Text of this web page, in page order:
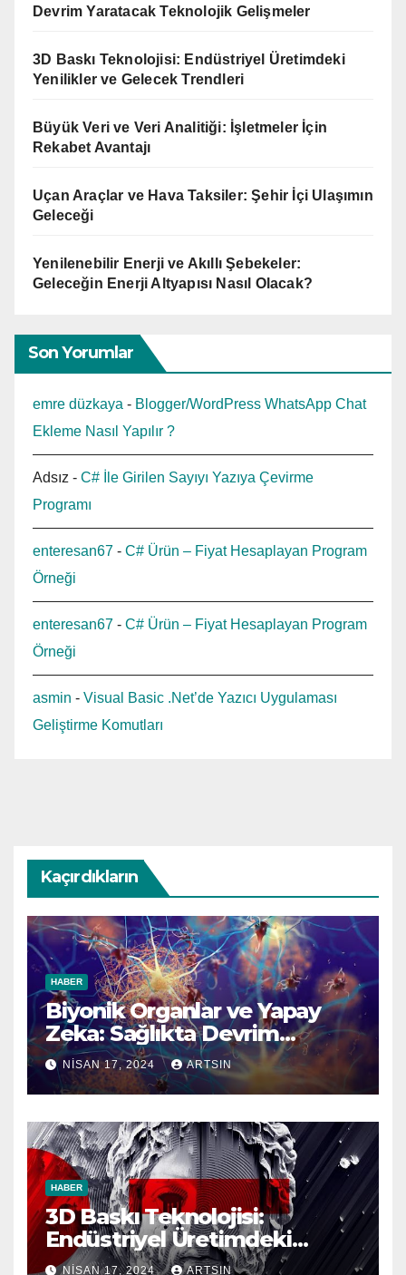
Devrim Yaratacak Teknolojik Gelişmeler
3D Baskı Teknolojisi: Endüstriyel Üretimdeki
Yenilikler ve Gelecek Trendleri
Büyük Veri ve Veri Analitiği: İşletmeler İçin
Rekabet Avantajı
Uçan Araçlar ve Hava Taksiler: Şehir İçi Ulaşımın
Geleceği
Yenilenebilir Enerji ve Akıllı Şebekeler:
Geleceğin Enerji Altyapısı Nasıl Olacak?
Son Yorumlar
emre düzkaya - Blogger/WordPress WhatsApp Chat
Ekleme Nasıl Yapılır ?
Adsız - C# İle Girilen Sayıyı Yazıya Çevirme
Programı
enteresan67 - C# Ürün – Fiyat Hesaplayan Program
Örneği
enteresan67 - C# Ürün – Fiyat Hesaplayan Program
Örneği
asmin - Visual Basic .Net’de Yazıcı Uygulaması
Geliştirme Komutları
Kaçırdıkların
HABER
Biyonik Organlar ve Yapay
Zeka: Sağlıkta Devrim
Yaratacak Teknolojik
Gelişmeler
NISAN 17, 2024 ARTSIN
HABER
3D Baskı Teknolojisi:
Endüstriyel Üretimdeki
Yenilikler ve Gelecek
NISAN 17, 2024 ARTSIN